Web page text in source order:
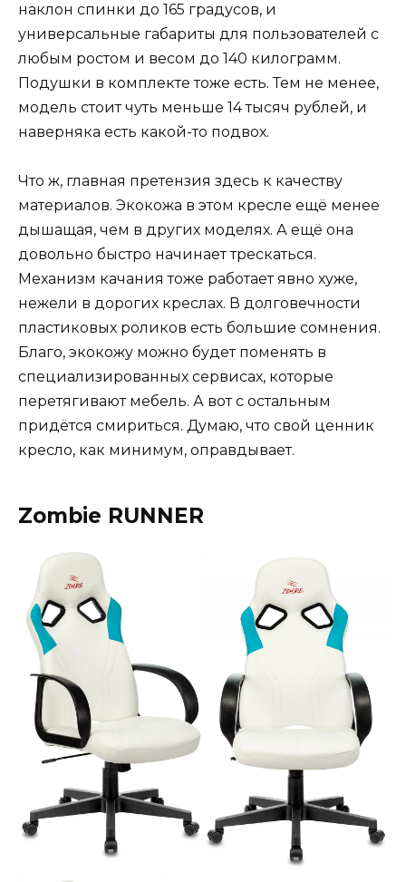
наклон спинки до 165 градусов, и
универсальные габариты для пользователей с
любым ростом и весом до 140 килограмм.
Подушки в комплекте тоже есть. Тем не менее,
модель стоит чуть меньше 14 тысяч рублей, и
наверняка есть какой-то подвох.
Что ж, главная претензия здесь к качеству
материалов. Экокожа в этом кресле ещё менее
дышащая, чем в других моделях. А ещё она
довольно быстро начинает трескаться.
Механизм качания тоже работает явно хуже,
нежели в дорогих креслах. В долговечности
пластиковых роликов есть большие сомнения.
Благо, экокожу можно будет поменять в
специализированных сервисах, которые
перетягивают мебель. А вот с остальным
придётся смириться. Думаю, что свой ценник
кресло, как минимум, оправдывает.
Zombie RUNNER